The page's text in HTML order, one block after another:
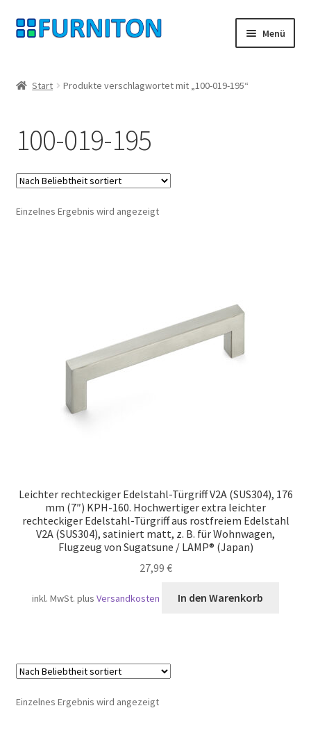
Zur
Navigation
Zum
Inhalt
Menü
Datenschutz
Widerrufsrecht
Kontakt
Start Produkte verschlagwortet mit „100-019-195“
100-019-195
Einzelnes Ergebnis wird angezeigt
Leichter rechteckiger Edelstahl-Türgriff V2A (SUS304), 176
mm (7″) KPH-160. Hochwertiger extra leichter
rechteckiger Edelstahl-Türgriff aus rostfreiem Edelstahl
V2A (SUS304), satiniert matt, z. B. für Wohnwagen,
Flugzeug von Sugatsune / LAMP® (Japan)
27,99 €
inkl. MwSt. plusVersandkosten In den Warenkorb
Einzelnes Ergebnis wird angezeigt